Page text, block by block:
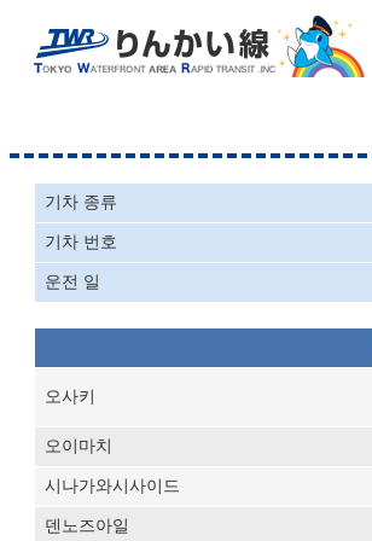
기차 종류
기차 번호
운전 일
오사키
오이마치
시나가와시사이드
덴노즈아일